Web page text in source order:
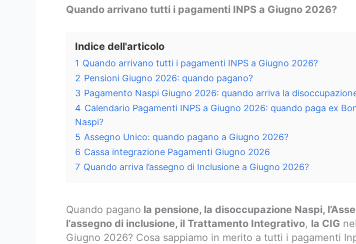
Quando arrivano tutti i pagamenti INPS a Giugno 2026?
Indice dell'articolo
1 Quando arrivano tutti i pagamenti INPS a Giugno 2026?
2 Pensioni Giugno 2026: quando pagano?
3 Pagamento Naspi Giugno 2026: quando arriva la
4 Calendario Pagamenti INPS a Giugno 2026: quando paga ex
Naspi?
5 Assegno Unico: quando pagano a Giugno 2026?
6 Cassa integrazione Pagamenti Giugno 2026
7 Quando arriva l’assegno di Inclusione a Giugno 2026?
Quando pagano la pensione, la disoccupazione Naspi,
l’assegno di inclusione, il Trattamento Integrativo, la CIG
Giugno 2026? Cosa sappiamo in merito a tutti i pagamenti